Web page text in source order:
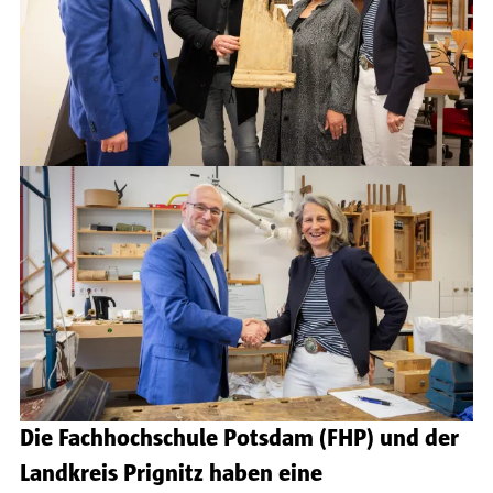
Die Fachhochschule Potsdam (FHP) und der
Landkreis Prignitz haben eine